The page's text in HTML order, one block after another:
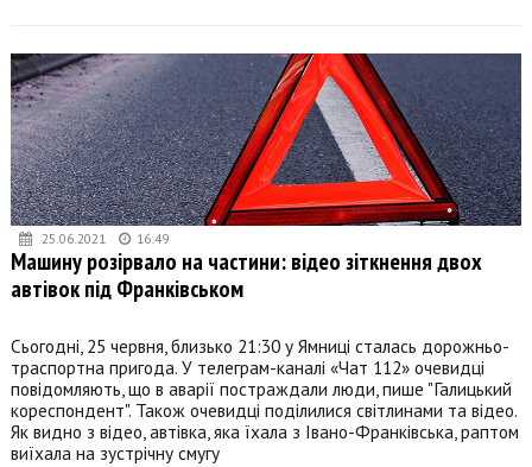
25.06.2021 16:49
Машину розірвало на частини: відео зіткнення двох
автівок під Франківськом
Сьогодні, 25 червня, близько 21:30 у Ямниці сталась дорожньо-
траспортна пригода. У телеграм-каналі «Чат 112» очевидці
повідомляють, що в аварії постраждали люди, пише "Галицький
кореспондент". Також очевидці поділилися світлинами та відео.
Як видно з відео, автівка, яка їхала з Івано-Франківська, раптом
виїхала на зустрічну смугу